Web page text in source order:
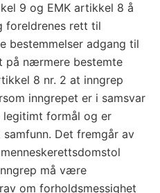
9 og EMK artikkel 8 å
foreldrenes rett til
bestemmelser adgang til
på nærmere bestemte
8 nr. 2 at inngrep
inngrepet er i samsvar
formål og er
Det fremgår av
må være
om forholdsmessighet